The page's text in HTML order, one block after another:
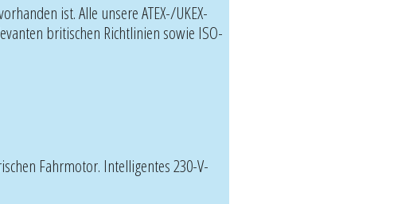
ist. Alle unsere ATEX-/UKEX-
britischen Richtlinien sowie ISO-
Fahrmotor. Intelligentes 230-V-